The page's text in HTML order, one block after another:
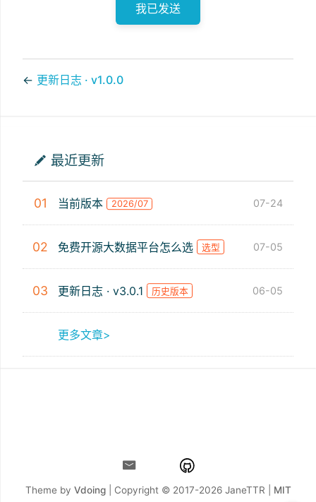
我已发送
← 更新日志 · v1.0.0
最近更新
01 当前版本 2026/07 07-24
02 免费开源大数据平台怎么选 选型 07-05
03 更新日志 · v3.0.1 历史版本 06-05
更多文章>
Theme by Vdoing| Copyright © 2017-2026 JaneTTR | MIT